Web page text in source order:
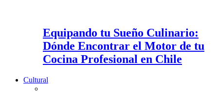
Equipando tu Sueño Culinario:
Dónde Encontrar el Motor de tu
Cocina Profesional en Chile
Cultural